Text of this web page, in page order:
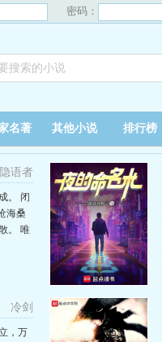
密码：
名著 其他小说 排行榜
隐语者
。 闭
海桑
。 唯
冷剑
，万